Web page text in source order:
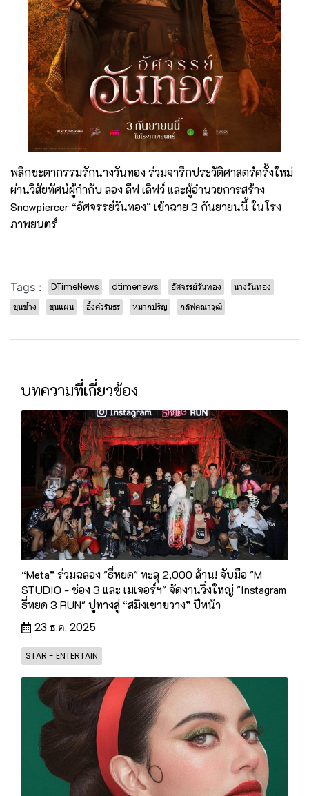
พลิกชะตากรรมรักนางวันทอง ร่วมจารึกประวัติศาสตร์ครั้งใหม่
ผ่านวิสัยทัศน์ผู้กำกับ ลอง ลีฟ เลิฟว์ และผู้อำนวยการสร้าง
Snowpiercer “อัศจรรย์วันทอง” เข้าฉาย 3 กันยายนนี้ ในโรง
ภาพยนตร์
Tags : DTimeNews dtimenews อัศจรรย์วันทอง
นางวันทอง
ขุนช้าง
ขุนแผน อิ้งค์วรันธร หมากปริญ กลัฟคณาวุฒิ
บทความที่เกี่ยวข้อง
️“Meta” ร่วมฉลอง "ธี่หยด" ทะลุ 2,000 ล้าน! จับมือ "M
STUDIO - ช่อง 3 และ เมเจอร์ฯ" จัดงานวิ่งใหญ่ "Instagram
ธี่หยด 3 RUN" ปูทางสู่ “สมิงเขาขวาง” ปีหน้า
23 ธ.ค. 2025
STAR - ENTERTAIN